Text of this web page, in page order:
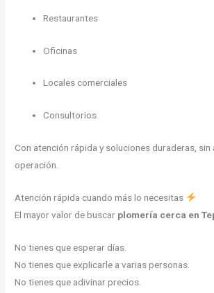
Restaurantes
Oficinas
Locales comerciales
Consultorios
Con atención rápida y soluciones duraderas, sin
operación.
Atención rápida cuando más lo necesitas
El mayor valor de buscar plomería cerca en
No tienes que esperar días.
No tienes que explicarle a varias personas.
No tienes que adivinar precios.